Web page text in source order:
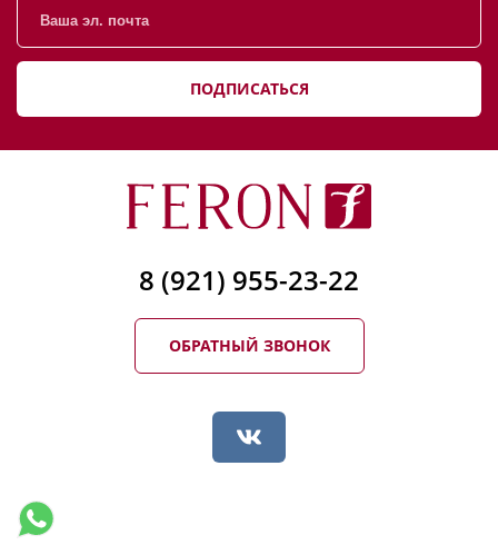
ПОДПИСАТЬСЯ
8 (921) 955-23-22
ОБРАТНЫЙ ЗВОНОК